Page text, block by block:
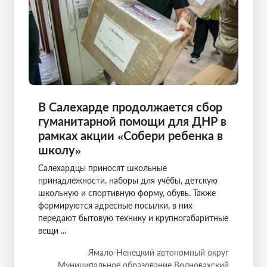
В Салехарде продолжается сбор
гуманитарной помощи для ДНР в
рамках акции «Собери ребенка в
школу»
Салехардцы приносят школьные
принадлежности, наборы для учёбы, детскую
школьную и спортивную форму, обувь. Также
формируются адресные посылки, в них
передают бытовую технику и крупногабаритные
вещи ...
Ямало-Ненецкий автономный округ
Муниципальное образование Волновахский